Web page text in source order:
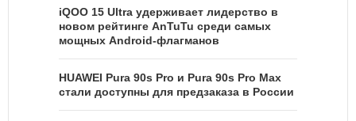
iQOO 15 Ultra удерживает лидерство в
новом рейтинге AnTuTu среди самых
мощных Android-флагманов
HUAWEI Pura 90s Pro и Pura 90s Pro Max
стали доступны для предзаказа в России